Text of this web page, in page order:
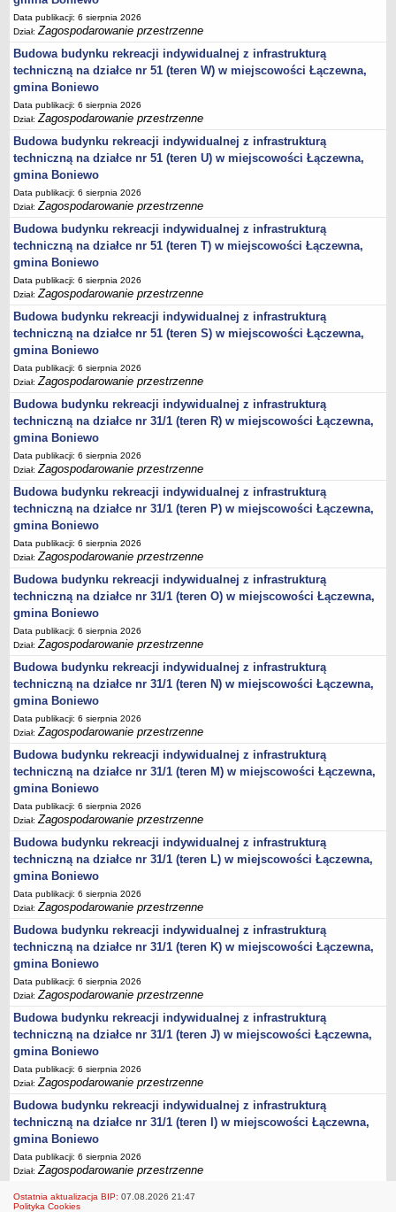
JEDNO OKIENKO
KARTY INFORMACJI O ŚRODOWISKU
WYBORY PREZYDENTA RZECZYPOSPOLITEJ POLSKIEJ 2025
WYBORY DO PARLAMENTU EUROPEJSKIEGO 2024
WYBORY SAMORZĄDOWE 2024
WYBORY DO SEJMU I SENATU - 15 PAŹDZIERNIKA 2023 R.
Wybory uzupełniające do Senatu w dniu 21 lipca 2024 roku
REFERENDUM OGÓLNOKRAJOWE 2023
WYBORY PREZYDENTA RZECZYPOSPOLITEJ POLSKIEJ 2020
WYBORY DO SEJMU I SENATU RZECZPOSPOLITEJ POLSKIEJ 13 PAŹDZIERNIKA
2019 ROK
WYBORY SAMORZĄDOWE 2018
WYBORY DO PARLAMENTU EUROPEJSKIEGO 2019
REFERENDUM 2015
WYBORY PARLAMENTARNE 2015
WYBORY PREZYDENTA RZECZPOSPOLITEJ POLSKIEJ 2015
WYBORY SAMORZĄDOWE 2014
Wybory uzupełniające do Rady Gminy Boniewo 2017
Data publikacji: 6 sierpnia 2026
Dział:Zagospodarowanie przestrzenne
Budowa budynku rekreacji indywidualnej z infrastrukturą
techniczną na działce nr 51 (teren W) w miejscowości Łączewna,
gmina Boniewo
Data publikacji: 6 sierpnia 2026
Dział:Zagospodarowanie przestrzenne
Budowa budynku rekreacji indywidualnej z infrastrukturą
techniczną na działce nr 51 (teren U) w miejscowości Łączewna,
gmina Boniewo
Data publikacji: 6 sierpnia 2026
Dział:Zagospodarowanie przestrzenne
Budowa budynku rekreacji indywidualnej z infrastrukturą
techniczną na działce nr 51 (teren T) w miejscowości Łączewna,
gmina Boniewo
Data publikacji: 6 sierpnia 2026
Dział:Zagospodarowanie przestrzenne
Budowa budynku rekreacji indywidualnej z infrastrukturą
techniczną na działce nr 51 (teren S) w miejscowości Łączewna,
gmina Boniewo
Data publikacji: 6 sierpnia 2026
Dział:Zagospodarowanie przestrzenne
Budowa budynku rekreacji indywidualnej z infrastrukturą
techniczną na działce nr 31/1 (teren R) w miejscowości Łączewna,
gmina Boniewo
Data publikacji: 6 sierpnia 2026
Dział:Zagospodarowanie przestrzenne
Budowa budynku rekreacji indywidualnej z infrastrukturą
techniczną na działce nr 31/1 (teren P) w miejscowości Łączewna,
gmina Boniewo
Data publikacji: 6 sierpnia 2026
Dział:Zagospodarowanie przestrzenne
Budowa budynku rekreacji indywidualnej z infrastrukturą
techniczną na działce nr 31/1 (teren O) w miejscowości Łączewna,
gmina Boniewo
Data publikacji: 6 sierpnia 2026
Dział:Zagospodarowanie przestrzenne
Budowa budynku rekreacji indywidualnej z infrastrukturą
techniczną na działce nr 31/1 (teren N) w miejscowości Łączewna,
gmina Boniewo
Data publikacji: 6 sierpnia 2026
Dział:Zagospodarowanie przestrzenne
Budowa budynku rekreacji indywidualnej z infrastrukturą
techniczną na działce nr 31/1 (teren M) w miejscowości Łączewna,
gmina Boniewo
Data publikacji: 6 sierpnia 2026
Dział:Zagospodarowanie przestrzenne
Budowa budynku rekreacji indywidualnej z infrastrukturą
techniczną na działce nr 31/1 (teren L) w miejscowości Łączewna,
gmina Boniewo
Data publikacji: 6 sierpnia 2026
Dział:Zagospodarowanie przestrzenne
Budowa budynku rekreacji indywidualnej z infrastrukturą
techniczną na działce nr 31/1 (teren K) w miejscowości Łączewna,
gmina Boniewo
Data publikacji: 6 sierpnia 2026
Dział:Zagospodarowanie przestrzenne
Budowa budynku rekreacji indywidualnej z infrastrukturą
techniczną na działce nr 31/1 (teren J) w miejscowości Łączewna,
gmina Boniewo
Data publikacji: 6 sierpnia 2026
Dział:Zagospodarowanie przestrzenne
Budowa budynku rekreacji indywidualnej z infrastrukturą
techniczną na działce nr 31/1 (teren I) w miejscowości Łączewna,
gmina Boniewo
Data publikacji: 6 sierpnia 2026
Dział:Zagospodarowanie przestrzenne
Ostatnia aktualizacja BIP: 07.08.2026 21:47
Polityka Cookies